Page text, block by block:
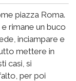
piazza Roma.
rimane un buco
inciampare e
mettere in
casi, si
per poi